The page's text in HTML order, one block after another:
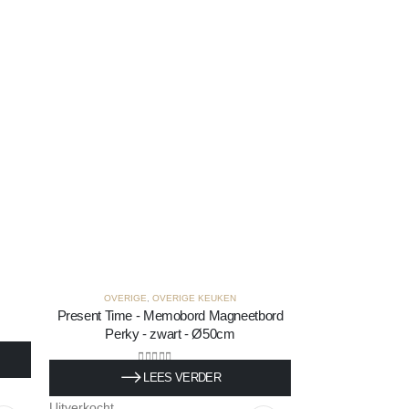
LEES VERDER
OVERIGE OVERIGE KEUKEN
Present Time - Memobord Magneetbord
Perky - zwart - Ø50cm
0 out of 5
Incl. BTW